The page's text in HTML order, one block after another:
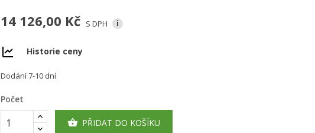
14 126,00 Kč S DPH i
Historie ceny
Dodání 7-10 dní
Počet
 PŘIDAT DO KOŠÍKU